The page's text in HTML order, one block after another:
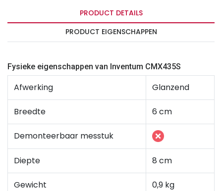
PRODUCT DETAILS
PRODUCT EIGENSCHAPPEN
Fysieke eigenschappen van Inventum CMX435S
Afwerking Glanzend
Breedte 6 cm
Demonteerbaar messtuk
Diepte 8 cm
Gewicht 0,9 kg